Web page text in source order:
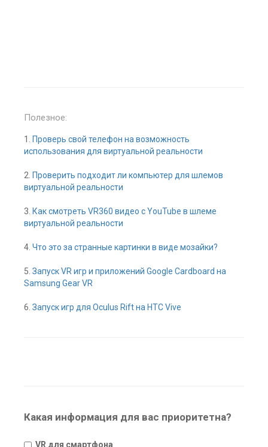
Полезное:
1.
Проверь свой телефон на возможность
использования для виртуальной реальности
2. Проверить подходит ли компьютер для шлемов
виртуальной реальности
3. Как смотреть VR360 видео с YouTube в шлеме
виртуальной реальности
4. Что это за странные картинки в виде мозайки?
5. Запуск VR игр и приложений Google Cardboard на
Samsung Gear VR
6. Запуск игр для Oculus Rift на HTC Vive
Какая информация для вас приоритетна?
VR для смартфона